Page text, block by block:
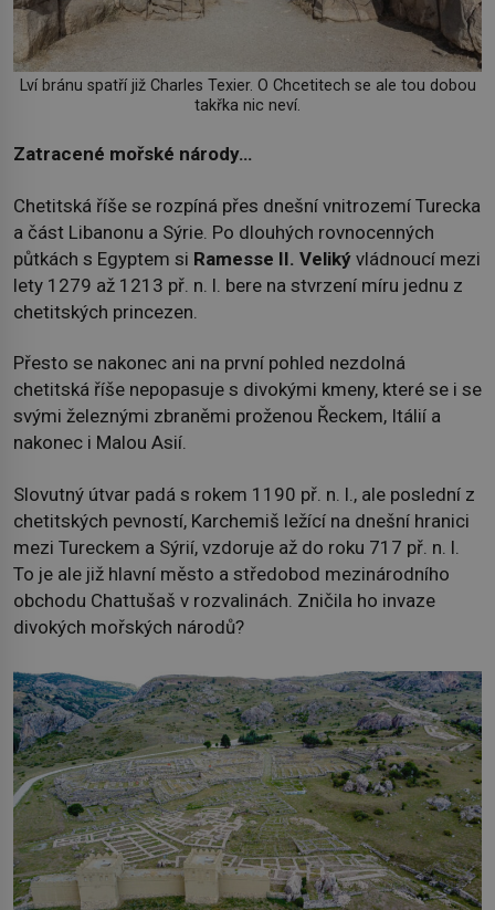
Lví bránu spatří již Charles Texier. O Chcetitech se ale tou dobou
takřka nic neví.
Zatracené mořské národy…
Chetitská říše se rozpíná přes dnešní vnitrozemí Turecka
a část Libanonu a Sýrie. Po dlouhých rovnocenných
půtkách s Egyptem si Ramesse II. Veliký vládnoucí mezi
lety 1279 až 1213 př. n. l. bere na stvrzení míru jednu z
chetitských princezen.
Přesto se nakonec ani na první pohled nezdolná
chetitská říše nepopasuje s divokými kmeny, které se i se
svými železnými zbraněmi proženou Řeckem, Itálií a
nakonec i Malou Asií.
Slovutný útvar padá s rokem 1190 př. n. l., ale poslední z
chetitských pevností, Karchemiš ležící na dnešní hranici
mezi Tureckem a Sýrií, vzdoruje až do roku 717 př. n. l.
To je ale již hlavní město a středobod mezinárodního
obchodu Chattušaš v rozvalinách. Zničila ho invaze
divokých mořských národů?